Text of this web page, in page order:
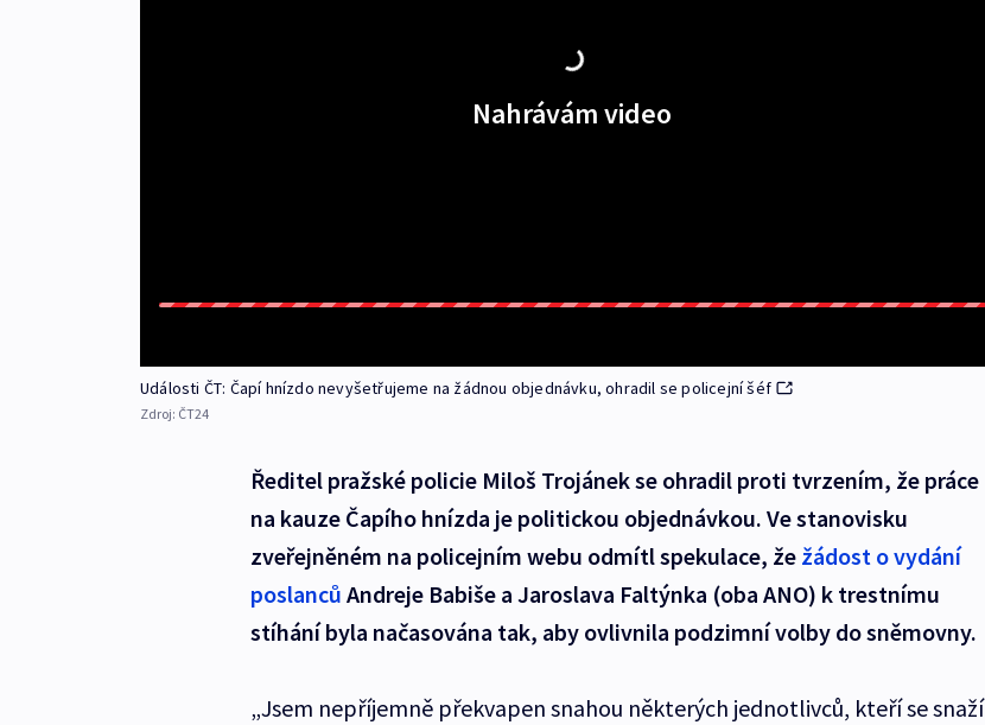
Nahrávám video
Události ČT: Čapí hnízdo nevyšetřujeme na žádnou objednávku, ohradil se policejní šéf
Zdroj: ČT24
Ředitel pražské policie Miloš Trojánek se ohradil proti tvrzením, že práce
na kauze Čapího hnízda je politickou objednávkou. Ve stanovisku
zveřejněném na policejním webu odmítl spekulace, že žádost o vydání
poslanců Andreje Babiše a Jaroslava Faltýnka (oba ANO) k trestnímu
stíhání byla načasována tak, aby ovlivnila podzimní volby do sněmovny.
„Jsem nepříjemně překvapen snahou některých jednotlivců, kteří se snaží